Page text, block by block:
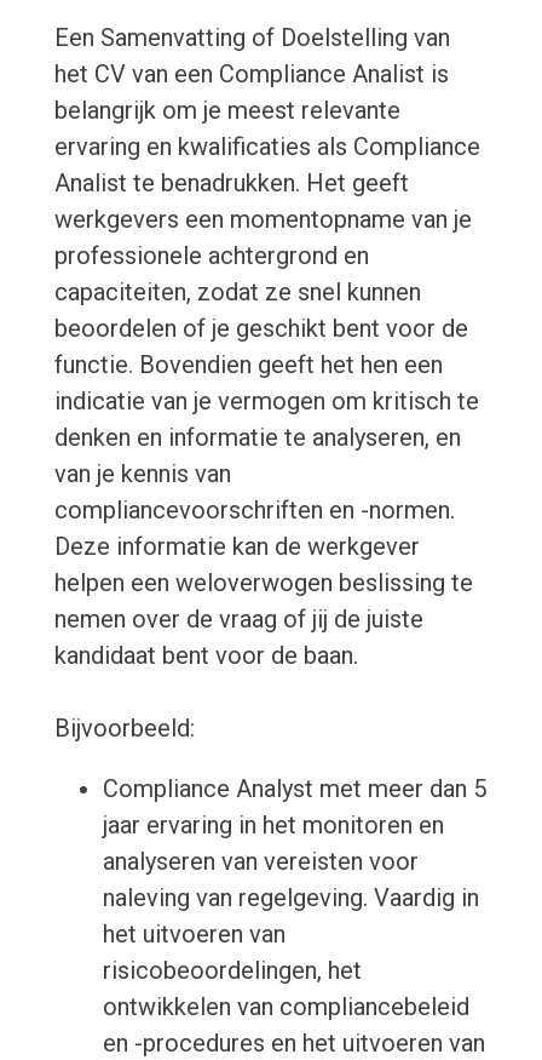
Een Samenvatting of Doelstelling van
het CV van een Compliance Analist is
belangrijk om je meest relevante
ervaring en kwalificaties als Compliance
Analist te benadrukken. Het geeft
werkgevers een momentopname van je
professionele achtergrond en
capaciteiten, zodat ze snel kunnen
beoordelen of je geschikt bent voor de
functie. Bovendien geeft het hen een
indicatie van je vermogen om kritisch te
denken en informatie te analyseren, en
van je kennis van
compliancevoorschriften en -normen.
Deze informatie kan de werkgever
helpen een weloverwogen beslissing te
nemen over de vraag of jij de juiste
kandidaat bent voor de baan.
Bijvoorbeeld:
Compliance Analyst met meer dan 5
jaar ervaring in het monitoren en
analyseren van vereisten voor
naleving van regelgeving. Vaardig in
het uitvoeren van
risicobeoordelingen, het
ontwikkelen van compliancebeleid
en -procedures en het uitvoeren van